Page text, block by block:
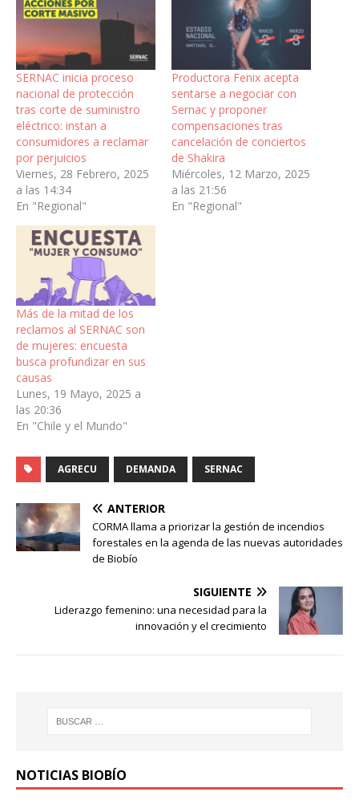
SERNAC inicia proceso
nacional de protección
tras corte de suministro
eléctrico: instan a
consumidores a reclamar
por perjuicios
Viernes, 28 Febrero, 2025
a las 14:34
En "Regional"
Productora Fenix acepta
sentarse a negociar con
Sernac y proponer
compensaciones tras
cancelación de conciertos
de Shakira
Miércoles, 12 Marzo, 2025
a las 21:56
En "Regional"
Más de la mitad de los
reclamos al SERNAC son
de mujeres: encuesta
busca profundizar en sus
causas
Lunes, 19 Mayo, 2025 a
las 20:36
En "Chile y el Mundo"
AGRECU DEMANDA SERNAC
ANTERIOR
CORMA llama a priorizar la gestión de incendios
forestales en la agenda de las nuevas autoridades
de Biobío
SIGUIENTE
Liderazgo femenino: una necesidad para la
innovación y el crecimiento
NOTICIAS BIOBÍO